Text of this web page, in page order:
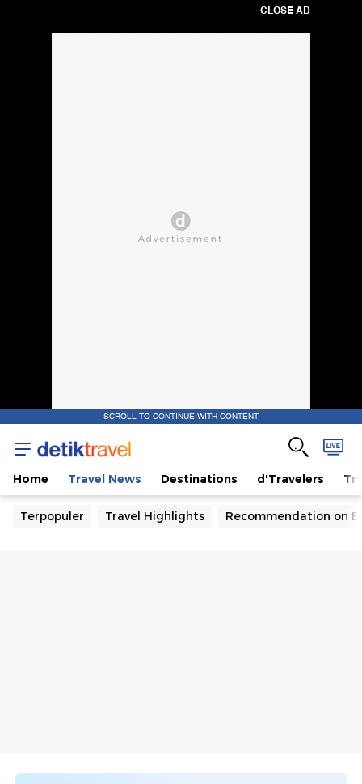
CLOSE AD
SCROLL TO CONTINUE WITH CONTENT
Home Travel News Destinations d'Travelers
Terpopuler Travel Highlights Recommendation on